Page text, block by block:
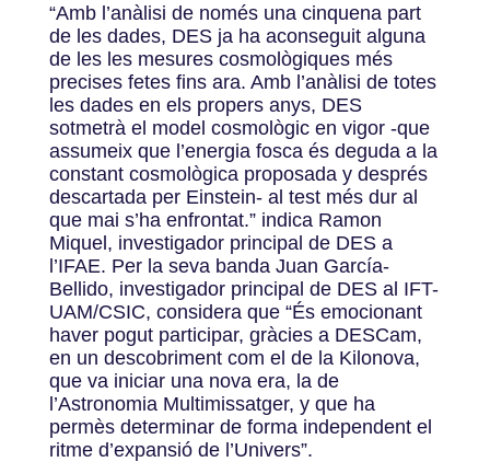
“Amb l’anàlisi de només una cinquena part
de les dades, DES ja ha aconseguit alguna
de les les mesures cosmològiques més
precises fetes fins ara. Amb l’anàlisi de totes
les dades en els propers anys, DES
sotmetrà el model cosmològic en vigor -que
assumeix que l’energia fosca és deguda a la
constant cosmològica proposada y després
descartada per Einstein- al test més dur al
que mai s’ha enfrontat.” indica Ramon
Miquel, investigador principal de DES a
l’IFAE. Per la seva banda Juan García-
Bellido, investigador principal de DES al IFT-
UAM/CSIC, considera que “És emocionant
haver pogut participar, gràcies a DESCam,
en un descobriment com el de la Kilonova,
que va iniciar una nova era, la de
l’Astronomia Multimissatger, y que ha
permès determinar de forma independent el
ritme d’expansió de l’Univers”.